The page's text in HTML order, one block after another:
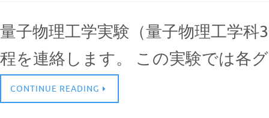
量子物理工学実験（量子物理工学科
程を連絡します。 この実験では各
CONTINUE READING